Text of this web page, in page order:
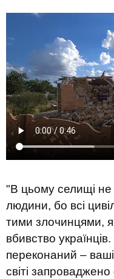
"В цьому селищі
людини, бо всі
тими злочинцями,
вбивство
переконаний –
світі запроваджено